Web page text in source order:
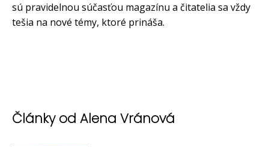
sú pravidelnou súčasťou magazínu a čitatelia sa vždy
tešia na nové témy, ktoré prináša.
Články od Alena Vránová